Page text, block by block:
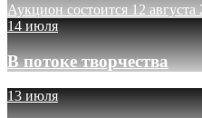
Аукцион состоится 12 августа
14 июля
В потоке творчества
13 июля